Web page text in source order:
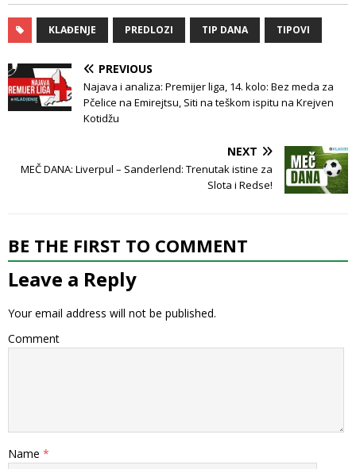
KLAĐENJE PREDLOZI TIP DANA TIPOVI
PREVIOUS
Najava i analiza: Premijer liga, 14. kolo: Bez meda za
Pčelice na Emirejtsu, Siti na teškom ispitu na Krejven
Kotidžu
NEXT
MEČ DANA: Liverpul – Sanderlend: Trenutak istine za
Slota i Redse!
BE THE FIRST TO COMMENT
Leave a Reply
Your email address will not be published.
Comment
Name *